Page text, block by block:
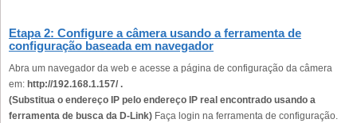
Etapa 2: Configure a câmera usando a ferramenta de
configuração baseada em navegador
Abra um navegador da web e acesse a página de configuração da câmera
em: http://192.168.1.157/ .
(Substitua o endereço IP pelo endereço IP real encontrado usando a
ferramenta de busca da D-Link) Faça login na ferramenta de configuração.